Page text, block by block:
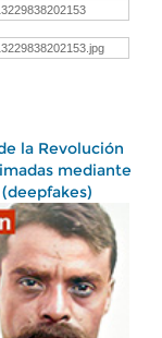
la Revolución
mediante